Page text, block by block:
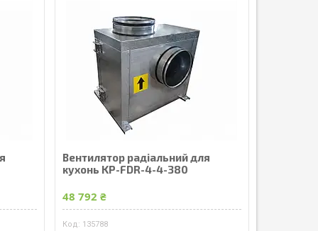
Вентилятор радіальний для
кухонь KP-FDR-4-4-380
48 792 ₴
135788